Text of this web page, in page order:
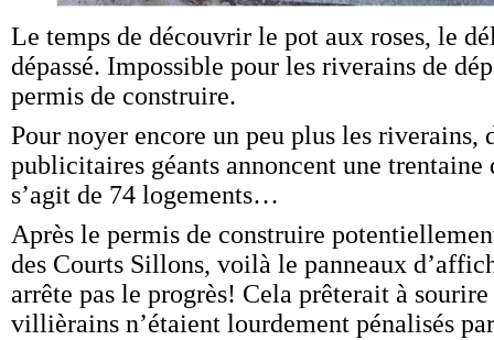
Le temps de découvrir le pot aux roses, le
dépassé. Impossible pour les riverains de
permis de construire.
Pour noyer encore un peu plus les riverains,
publicitaires géants annoncent une trentaine
s’agit de 74 logements…
Après le permis de construire
des Courts Sillons, voilà le panneaux
arrête pas le progrès! Cela prêterait à
villièrains n’étaient lourdement pénalisés